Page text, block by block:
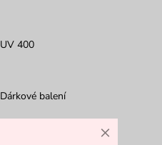
UV 400
Dárkové balení
×